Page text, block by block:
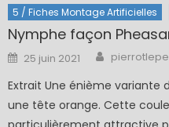
5 / Fiches Montage Artificielles
Nymphe façon
Posted
on
25 juin 2021 Author
Extrait Une énième variante
une tête orange. Cette